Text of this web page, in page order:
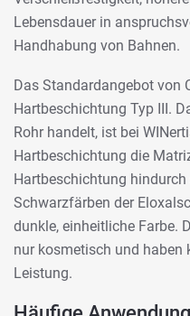
Lebensdauer in
Handhabung von Bahnen.
Das Standardangebot von
Hartbeschichtung Typ III.
Rohr handelt, ist bei
Hartbeschichtung die
Hartbeschichtung
Schwarzfärben der
dunkle, einheitliche Farbe.
nur kosmetisch und haben
Leistung.